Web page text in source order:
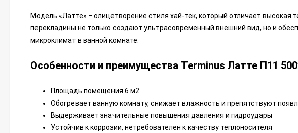
Модель «Латте» ‒ олицетворение стиля хай-тек, который отличает
перекладины не только создают ультрасовременный внешний вид, но и
микроклимат в ванной комнате.
Особенности и преимущества Terminus Латте П11
Площадь помещения 6 м2
Обогревает ванную комнату, снижает влажность и препятствуют
Выдерживает значительные повышения давления и гидроудары
Устойчив к коррозии, нетребователен к качеству теплоносителя